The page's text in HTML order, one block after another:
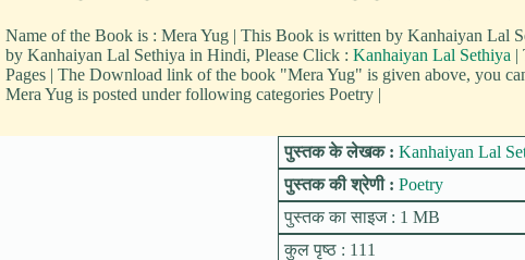
Name of the Book is : Mera Yug | This Book is written by Kanhaiyan Lal
by Kanhaiyan Lal Sethiya in Hindi, Please Click : Kanhaiyan Lal Sethiya |
Pages | The Download link of the book "Mera Yug" is given above, you
Mera Yug is posted under following categories Poetry |
पुस्तक के लेखक : Kanhaiyan Lal
पुस्तक की श्रेणी : Poetry
पुस्तक का साइज : 1 MB
कुल पृष्ठ : 111